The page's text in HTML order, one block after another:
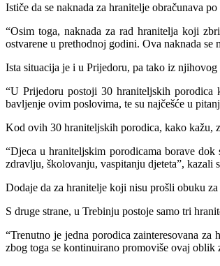
Ističe da se naknada za hranitelje obračunava
“Osim toga, naknada za rad hranitelja koji
ostvarene u prethodnoj godini. Ova naknada se
Ista situacija je i u Prijedoru, pa tako iz
“U Prijedoru postoji 30 hraniteljskih porodica
bavljenje ovim poslovima, te su najčešće u
Kod ovih 30 hraniteljskih porodica, kako kažu,
“Djeca u hraniteljskim porodicama borave
zdravlju, školovanju, vaspitanju djeteta”, kazali
Dodaje da za hranitelje koji nisu prošli obuku
S druge strane, u Trebinju postoje samo tri
“Trenutno je jedna porodica zainteresovana
zbog toga se kontinuirano promoviše ovaj oblik